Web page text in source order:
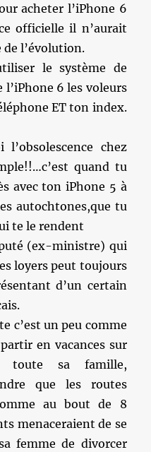
acheter l’iPhone 6
officielle il n’aurait
l’évolution.
le système de
6 les voleurs
ET ton index.
chez
quand tu
avec ton iPhone 5 à
autochtones,que tu
te le rendent
(ex-ministre) qui
loyers peut toujours
d’un certain
c’est un peu comme
en vacances sur
toute sa famille,
que les routes
au bout de 8
menaceraient de se
femme de divorcer